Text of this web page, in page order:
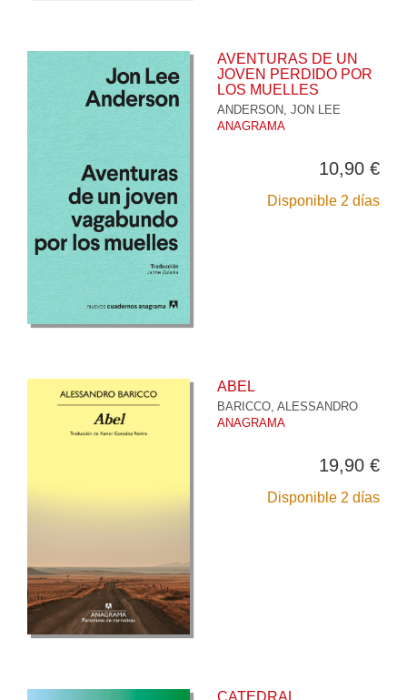
AVENTURAS DE UN
JOVEN PERDIDO POR
LOS MUELLES
ANDERSON, JON LEE
ANAGRAMA
10,90 €
Disponible 2 días
ABEL
BARICCO, ALESSANDRO
ANAGRAMA
19,90 €
Disponible 2 días